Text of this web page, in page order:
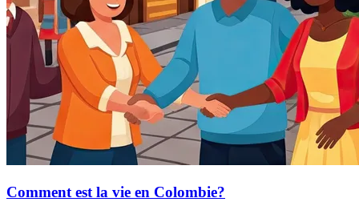
Comment est la vie en Colombie?